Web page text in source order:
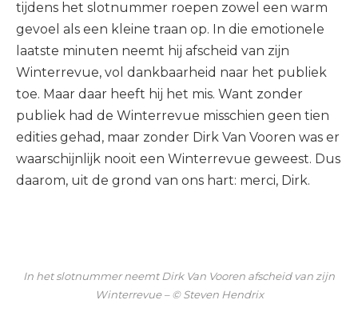
tijdens het slotnummer roepen zowel een warm
gevoel als een kleine traan op. In die emotionele
laatste minuten neemt hij afscheid van zijn
Winterrevue, vol dankbaarheid naar het publiek
toe. Maar daar heeft hij het mis. Want zonder
publiek had de Winterrevue misschien geen tien
edities gehad, maar zonder Dirk Van Vooren was er
waarschijnlijk nooit een Winterrevue geweest. Dus
daarom, uit de grond van ons hart: merci, Dirk.
In het slotnummer neemt Dirk Van Vooren afscheid van zijn
Winterrevue – © Steven Hendrix